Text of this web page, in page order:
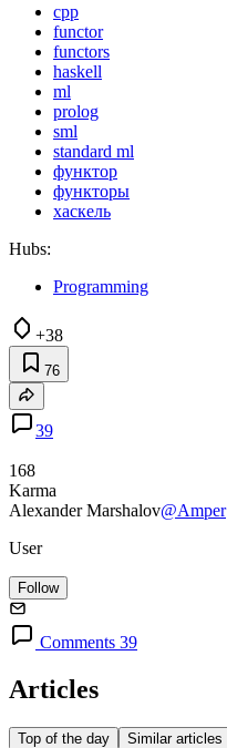
cpp
functor
functors
haskell
ml
prolog
sml
standard ml
функтор
функторы
хаскель
Hubs:
Programming
+38
76
39
168
Karma
Alexander Marshalov@Amper
User
Follow
Comments 39
Articles
Top of the day Similar articles